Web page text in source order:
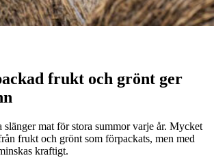
frukt och grönt ger
mat för stora summor varje år. Mycket
frukt och grönt som förpackats, men med
kraftigt.